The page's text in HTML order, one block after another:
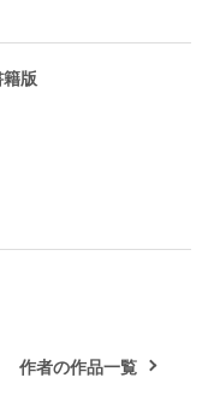
版
作者の作品一覧